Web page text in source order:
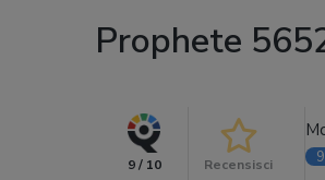
Prophete
9 / 10 Recensisci 9